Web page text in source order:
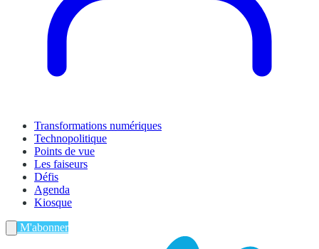
Transformations numériques
Technopolitique
Points de vue
Les faiseurs
Défis
Agenda
Kiosque
M'abonner